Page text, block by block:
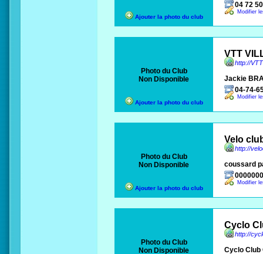
Ajouter la photo du club
04 72
Modifier
Photo du Club
Non Disponible
Ajouter la photo du club
VTT
http://
Jackie
04-74-
Modifier
Photo du Club
Non Disponible
Ajouter la photo du club
Velo
http://
coussard
Modifier
Photo du Club
Non Disponible
Cyclo
http://
Cyclo Club